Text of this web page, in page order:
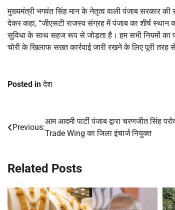
मुख्यमंत्री भगवंत सिंह मान के नेतृत्व वाली पंजाब सरकार की
देकर कहा, “जीएसटी राजस्व संग्रह में पंजाब का शीर्ष स्थान
सुविधा के साथ सहज रूप से जोड़ता है। हम सभी नियमों का
चोरी के खिलाफ सख्त कार्रवाई जारी रखने के लिए पूरी तरह
Posted inदेश
Post
Previous:
आम आदमी पार्टी पंजाब द्वारा चरणजीत सिंह
Trade Wing का जिला इंचार्ज नियुक्त
Related Posts